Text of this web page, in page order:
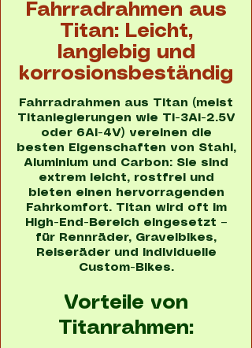
Fahrradrahmen aus
Titan: Leicht,
langlebig und
korrosionsbeständig
Fahrradrahmen aus Titan (meist
Titanlegierungen wie Ti-3Al-2.5V
oder 6Al-4V) vereinen die
besten Eigenschaften von Stahl,
Aluminium und Carbon: Sie sind
extrem leicht, rostfrei und
bieten einen hervorragenden
Fahrkomfort. Titan wird oft im
High-End-Bereich eingesetzt –
für Rennräder, Gravelbikes,
Reiseräder und individuelle
Custom-Bikes.
Vorteile von
Titanrahmen: